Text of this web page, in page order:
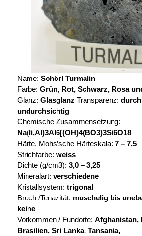
Name: Schörl Turmalin
Farbe: Grün, Rot, Schwarz, Rosa
Glanz: Glasglanz Transparenz:
undurchsichtig
Chemische Zusammensetzung:
Na(li,Al)3Al6[(OH)4(BO3)3Si6O18
Härte, Mohs’sche Härteskala: 7 – 7,5
Strichfarbe: weiss
Dichte (g/cm3): 3,0 – 3,25
Mineralart: verschiedene
Kristallsystem: trigonal
Bruch /Tenazität: muschelig bis
keine
Vorkommen / Fundorte: Afghanistan,
Brasilien, Sri Lanka, Tansania,